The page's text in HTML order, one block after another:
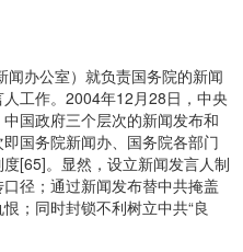
办公室）就负责国务院的新闻
工作。2004年12月28日，中央
国政府三个层次的新闻发布和
国务院新闻办、国务院各部门
[65]。显然，设立新闻发言人制
径；通过新闻发布替中共掩盖
；同时封锁不利树立中共“良